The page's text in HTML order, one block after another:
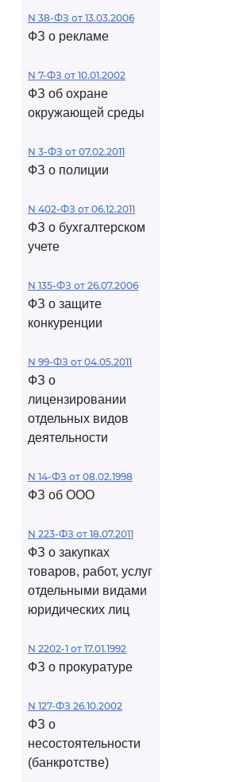
N 38-ФЗ от 13.03.2006
ФЗ о рекламе
N 7-ФЗ от 10.01.2002
ФЗ об охране
окружающей среды
N 3-ФЗ от 07.02.2011
ФЗ о полиции
N 402-ФЗ от 06.12.2011
ФЗ о бухгалтерском
учете
N 135-ФЗ от 26.07.2006
ФЗ о защите
конкуренции
N 99-ФЗ от 04.05.2011
ФЗ о
лицензировании
отдельных видов
деятельности
N 14-ФЗ от 08.02.1998
ФЗ об ООО
N 223-ФЗ от 18.07.2011
ФЗ о закупках
товаров, работ, услуг
отдельными видами
юридических лиц
N 2202-1 от 17.01.1992
ФЗ о прокуратуре
N 127-ФЗ 26.10.2002
ФЗ о
несостоятельности
(банкротстве)